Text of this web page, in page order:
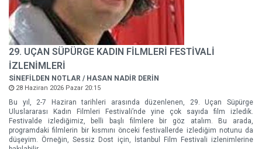
29. UÇAN SÜPÜRGE KADIN FİLMLERİ FESTİVALİ
İZLENİMLERİ
SİNEFİLDEN NOTLAR / HASAN NADİR DERİN
28 Haziran 2026 Pazar 20:15
Bu yıl, 2-7 Haziran tarihleri arasında düzenlenen, 29. Uçan Süpürge
Uluslararası Kadın Filmleri Festivali’nde yine çok sayıda film izledik.
Festivalde izlediğimiz, belli başlı filmlere bir göz atalım. Bu arada,
programdaki filmlerin bir kısmını önceki festivallerde izlediğim notunu da
düşeyim. Örneğin, Sessiz Dost için, İstanbul Film Festivali izlenimlerine